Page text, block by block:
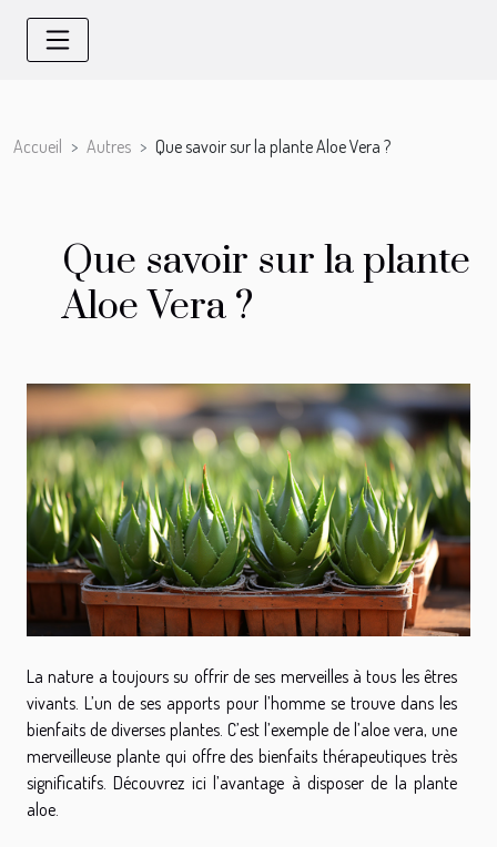
Accueil Autres Que savoir sur la plante Aloe Vera ?
Que savoir sur la plante
Aloe Vera ?
La nature a toujours su offrir de ses merveilles à tous les êtres
vivants. L’un de ses apports pour l’homme se trouve dans les
bienfaits de diverses plantes. C’est l’exemple de l’aloe vera, une
merveilleuse plante qui offre des bienfaits thérapeutiques très
significatifs. Découvrez ici l’avantage à disposer de la plante
aloe.